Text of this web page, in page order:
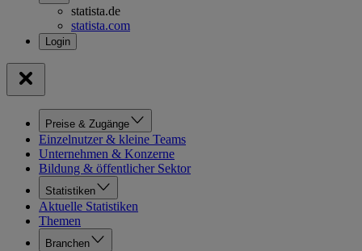
statista.de
statista.com
Preise & Zugänge
Einzelnutzer & kleine Teams
Unternehmen & Konzerne
Bildung & öffentlicher Sektor
Statistiken
Aktuelle Statistiken
Themen
Branchen